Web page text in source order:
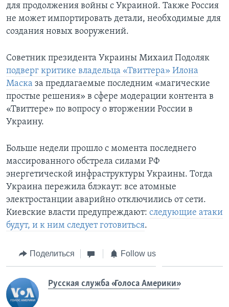
для продолжения войны с Украиной. Также Россия
не может импортировать детали, необходимые для
создания новых вооружений.
Советник президента Украины Михаил Подоляк
подверг критике владельца «Твиттера» Илона
Маска за предлагаемые последним «магические
простые решения» в сфере модерации контента в
«Твиттере» по вопросу о вторжении России в
Украину.
Больше недели прошло с момента последнего
массированного обстрела силами РФ
энергетической инфраструктуры Украины. Тогда
Украина пережила блэкаут: все атомные
электростанции аварийно отключились от сети.
Киевские власти предупреждают: следующие атаки
будут, и к ним следует готовиться.
Поделиться Follow us
Русская служба «Голоса Америки»